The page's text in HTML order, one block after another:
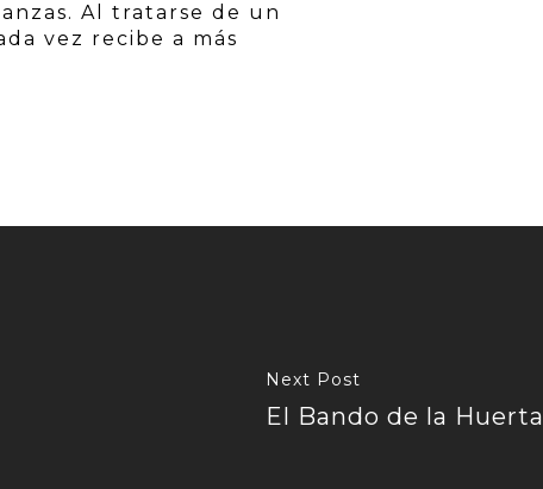
Al tratarse de un
vez recibe a más
Next Post
El Bando de la Huerta